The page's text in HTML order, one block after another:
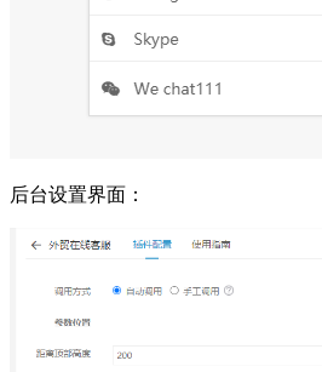
后台设置界面：